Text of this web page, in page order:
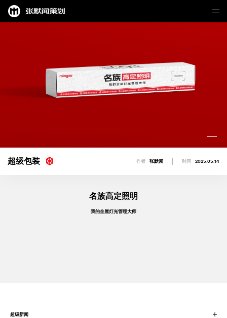
超级包装 作者 张默闻 时间 2025.05.14
名族高定照明
我的全屋灯光管理大师
超级新闻